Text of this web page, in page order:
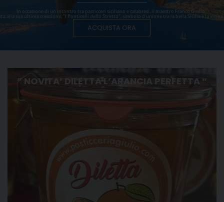
ACQUISTA ORA
In occasione di un incontro tra pasticceri siciliano e calabresi, il maestro Franco Giulio
alla sua ultima creazione, "I Ponticelli dello Stretto", simbolo d'unione tra la bella Sicilia e la vicina
” NOVITA’ DILETTA L’ARANCIA PERFETTA “